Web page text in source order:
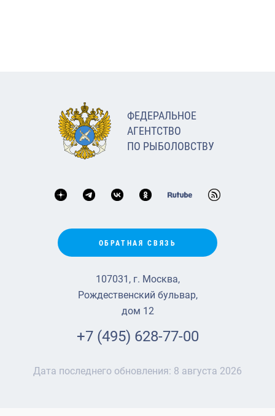
ФЕДЕРАЛЬНОЕ
АГЕНТСТВО
ПО РЫБОЛОВСТВУ
ОБРАТНАЯ СВЯЗЬ
107031, г. Москва,
Рождественский бульвар,
дом 12
+7 (495) 628-77-00
Дата последнего обновления: 8 августа 2026